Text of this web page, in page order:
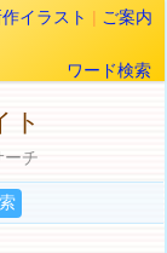
イラスト | ご案内
ワード検索
ト
ーチ